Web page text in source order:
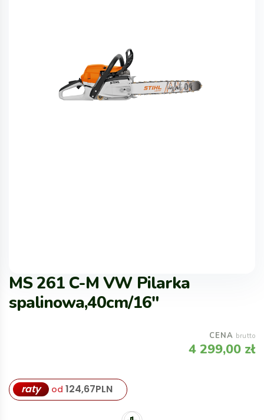
MS 261 C-M VW Pilarka
spalinowa,40cm/16″
CENA brutto
4 299,00 zł
raty od 124,67PLN